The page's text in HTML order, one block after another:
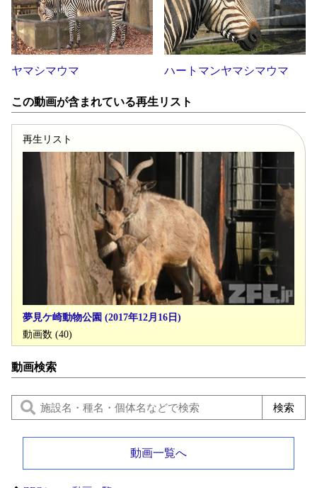
ヤマシマウマ ハートマンヤマシマウマ
この動画が含まれている再生リスト
再生リスト
夢見ケ崎動物公園 (2017年12月16日)
動画数 (40)
動画検索
動画一覧へ